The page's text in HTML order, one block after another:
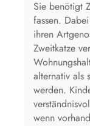
Sie benötigt
fassen.
ihren
Zweitkatze
alternativ als
werden.
wenn